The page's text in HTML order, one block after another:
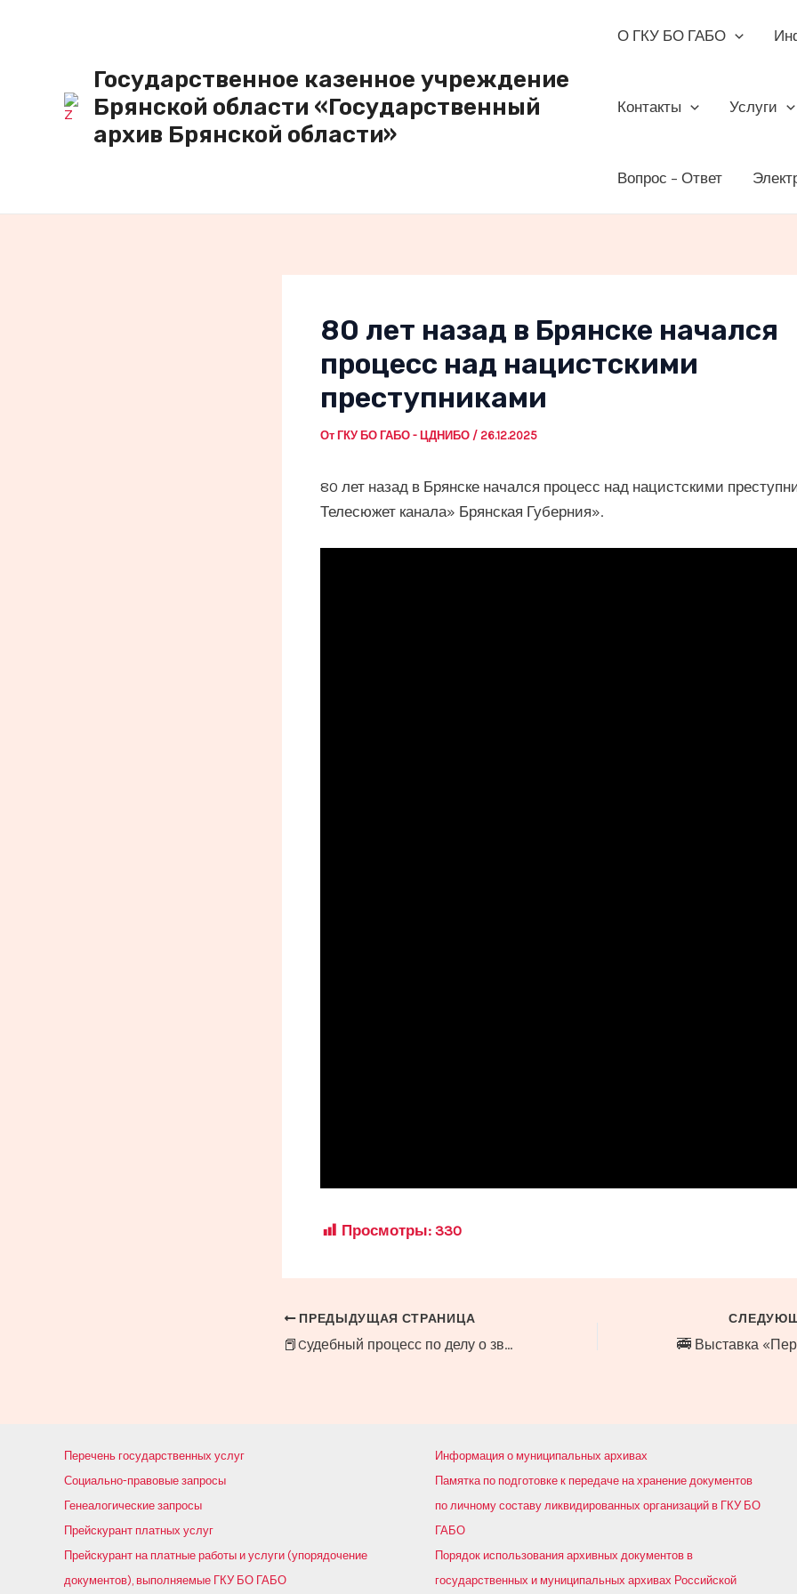
Государственное казенное учреждение
Брянской области «Государственный
архив Брянской области»
О ГКУ БО ГАБО
Контакты Услуги
Вопрос – Ответ
80 лет назад в Брянске начался
процесс над нацистскими
преступниками
От ГКУ БО ГАБО - ЦДНИБО / 26.12.2025
80 лет назад в Брянске начался процесс над нацистскими
Телесюжет канала» Брянская Губерния».
Просмотры: 330
Навигация
по
ПРЕДЫДУЩАЯ СТРАНИЦА
📕Cудебный процесс по делу о зверствах немецко-фашистских захватчиков в Орловской, Брянской и Бобруйской областях. 26 декабря 1945 г. 🚎 Выставка
Перечень государственных услуг
Социально-правовые запросы
Генеалогические запросы
Прейскурант платных услуг
Прейскурант на платные работы и услуги (упорядочение
документов), выполняемые ГКУ БО ГАБО
Информация о муниципальных архивах
Памятка по подготовке к передаче на хранение документов
по личному составу ликвидированных организаций в ГКУ БО
ГАБО
Порядок использования архивных документов в
государственных и муниципальных архивах Российской